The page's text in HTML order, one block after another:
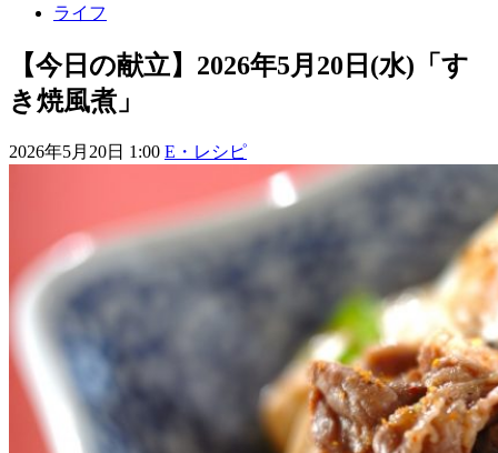
ライフ
【今日の献立】2026年5月20日(水)「す
き焼風煮」
2026年5月20日 1:00 E・レシピ